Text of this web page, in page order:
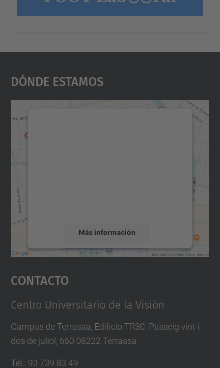
Dónde Estamos
Más información
Aceptar
powered by
Contacto
Centro Universitario de la Visión
Campus de Terrassa, Edificio TR30. Passeig vint-i-
dos de juliol, 660 08222 Terrassa
Tel. : 93 739 83 49